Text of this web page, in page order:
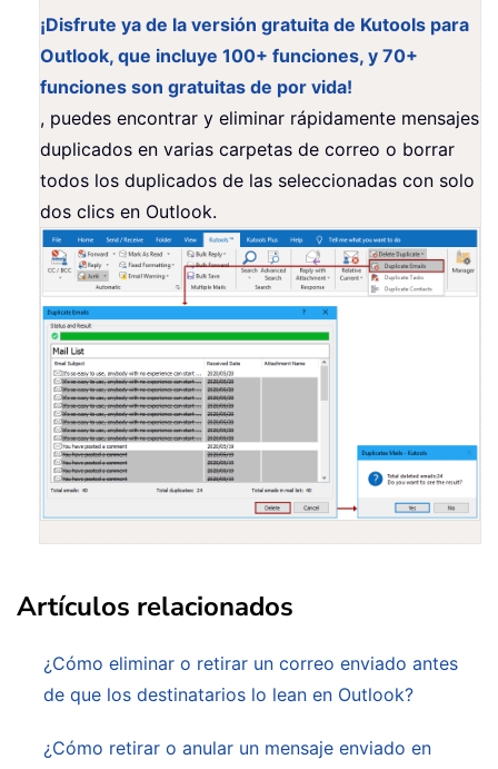
¡Disfrute ya de la versión gratuita de Kutools para
Outlook, que incluye 100+ funciones, y 70+
funciones son gratuitas de por vida!
, puedes encontrar y eliminar rápidamente mensajes
duplicados en varias carpetas de correo o borrar
todos los duplicados de las seleccionadas con solo
dos clics en Outlook.
Artículos relacionados
¿Cómo eliminar o retirar un correo enviado antes
de que los destinatarios lo lean en Outlook?
¿Cómo retirar o anular un mensaje enviado en